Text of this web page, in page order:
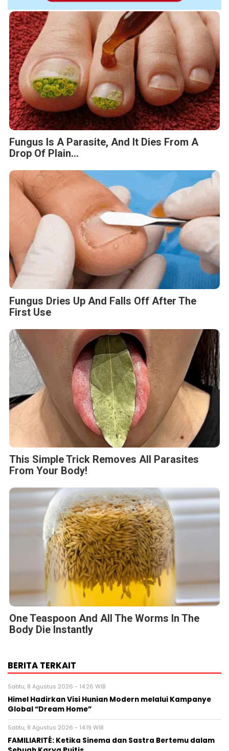
Fungus Is A Parasite, And It Dies From A
Drop Of Plain...
Fungus Dries Up And Falls Off After The
First Use
This Simple Trick Removes All Parasites
From Your Body!
One Teaspoon And All The Worms In The
Body Die Instantly
BERITA TERKAIT
Sabtu, 8 Agustus 2026 - 14:26 WIB
Himel Hadirkan Visi Hunian Modern melalui Kampanye
Global “Dream Home”
Sabtu, 8 Agustus 2026 - 14:19 WIB
FAMILIARITÉ: Ketika Sinema dan Sastra Bertemu dalam